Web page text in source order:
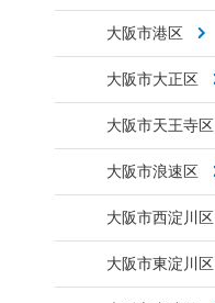
大阪市港区
大阪市大正区
大阪市天王寺区
大阪市浪速区
大阪市西淀川区
大阪市東淀川区